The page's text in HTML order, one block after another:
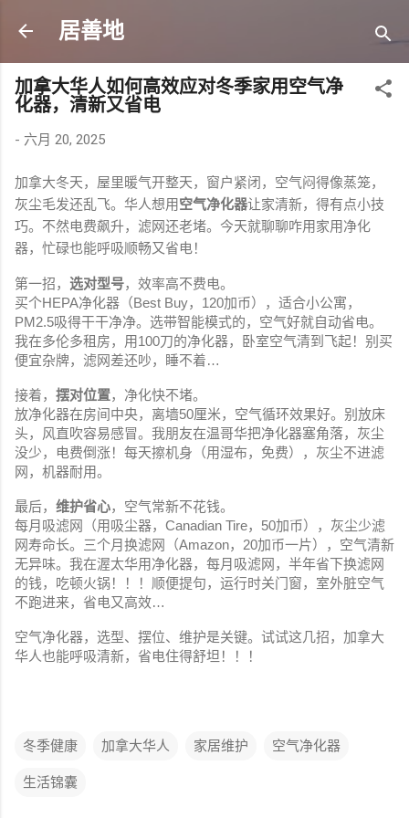
居善地
加拿大华人如何高效应对冬季家用空气净
化器，清新又省电
- 六月 20, 2025
加拿大冬天，屋里暖气开整天，窗户紧闭，空气闷得像蒸笼，
灰尘毛发还乱飞。华人想用空气净化器让家清新，得有点小技
巧。不然电费飙升，滤网还老堵。今天就聊聊咋用家用净化
器，忙碌也能呼吸顺畅又省电！
第一招， 选对型号，效率高不费电。
买个HEPA净化器（Best Buy，120加币），适合小公寓，
PM2.5吸得干干净净。选带智能模式的，空气好就自动省电。
我在多伦多租房，用100刀的净化器，卧室空气清到飞起！别买
便宜杂牌，滤网差还吵，睡不着…
接着， 摆对位置，净化快不堵。
放净化器在房间中央，离墙50厘米，空气循环效果好。别放床
头，风直吹容易感冒。我朋友在温哥华把净化器塞角落，灰尘
没少，电费倒涨！每天擦机身（用湿布，免费），灰尘不进滤
网，机器耐用。
最后， 维护省心，空气常新不花钱。
每月吸滤网（用吸尘器，Canadian Tire，50加币），灰尘少滤
网寿命长。三个月换滤网（Amazon，20加币一片），空气清新
无异味。我在渥太华用净化器，每月吸滤网，半年省下换滤网
的钱，吃顿火锅！！！顺便提句，运行时关门窗，室外脏空气
不跑进来，省电又高效…
空气净化器，选型、摆位、维护是关键。试试这几招，加拿大
华人也能呼吸清新，省电住得舒坦！！！
冬季健康 加拿大华人 家居维护 空气净化器
生活锦囊